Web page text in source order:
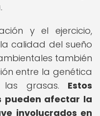
y el ejercicio,
calidad del sueño
también
entre la genética
grasas. Estos
pueden afectar la
involucrados en